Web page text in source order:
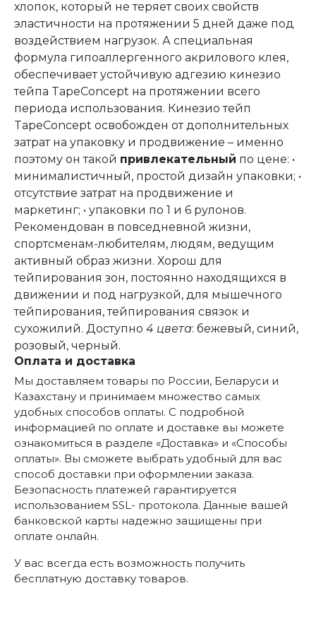
хлопок, который не теряет своих свойств
эластичности на протяжении 5 дней даже под
воздействием нагрузок. А специальная
формула гипоаллергенного акрилового клея,
обеспечивает устойчивую адгезию кинезио
тейпа TapeConcept на протяжении всего
периода использования. Кинезио тейп
TapeConcept освобожден от дополнительных
затрат на упаковку и продвижение – именно
поэтому он такой привлекательный по цене: •
минималистичный, простой дизайн упаковки; •
отсутствие затрат на продвижение и
маркетинг; • упаковки по 1 и 6 рулонов.
Рекомендован в повседневной жизни,
спортсменам-любителям, людям, ведущим
активный образ жизни. Хорош для
тейпирования зон, постоянно находящихся в
движении и под нагрузкой, для мышечного
тейпирования, тейпирования связок и
сухожилий. Доступно 4 цвета: бежевый, синий,
розовый, черный.
Оплата и доставка
Мы доставляем товары по России, Беларуси и
Казахстану и принимаем множество самых
удобных способов оплаты. С подробной
информацией по оплате и доставке вы можете
ознакомиться в разделе «Доставка» и «Способы
оплаты». Вы сможете выбрать удобный для вас
способ доставки при оформлении заказа.
Безопасность платежей гарантируется
использованием SSL- протокола. Данные вашей
банковской карты надежно защищены при
оплате онлайн.
У вас всегда есть возможность получить
бесплатную доставку товаров.